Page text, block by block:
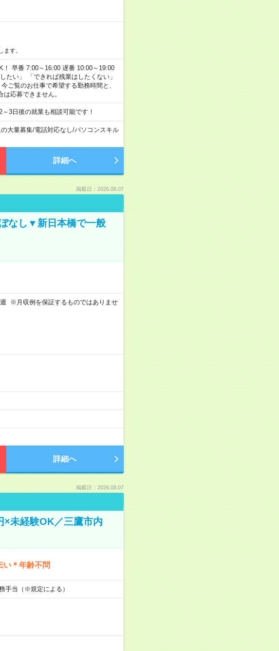
す。
早番 7:00～16:00 遅番 10:00～19:00
たい」 「できれば残業はしたくない」
ご覧のお仕事で希望する勤務時間と、
応募できません。
3日後の就業も相談可能です！
大量募集/電話対応なし/パソコンスキル
詳細へ
掲載日：2026.08.07
なし▼新日本橋で一般
※月収例を保証するものではありませ
詳細へ
掲載日：2026.08.07
×未経験OK／三鷹市内
い＊年齢不問
当（※規定による）